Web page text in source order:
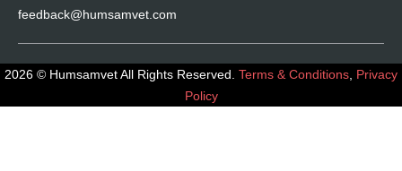
feedback@humsamvet.com
2026 © Humsamvet All Rights Reserved. Terms & Conditions Privacy
Policy